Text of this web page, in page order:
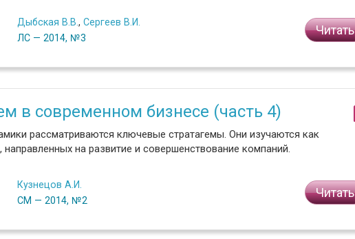
Дыбская В.В. , Сергеев В.И.
ЛС — 2014, №3
Читать
в современном бизнесе (часть 4)
рассматриваются ключевые стратагемы. Они изучаются как
направленных на развитие и совершенствование компаний.
Кузнецов А.И.
СМ — 2014, №2
Читать